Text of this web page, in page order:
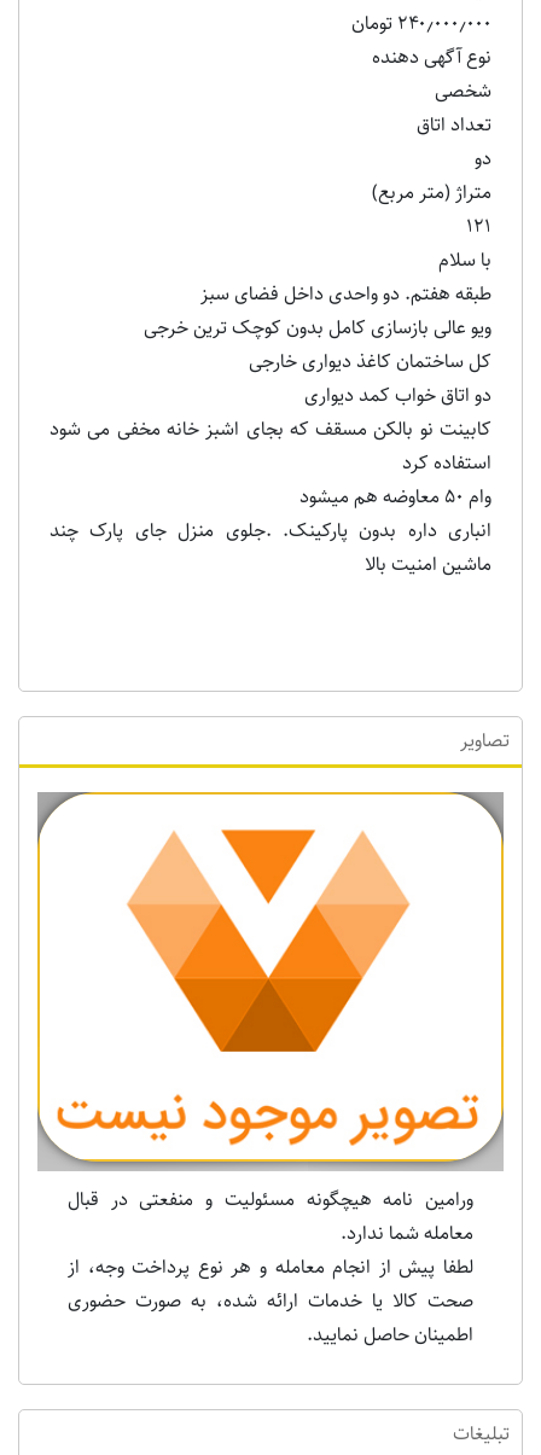
۲۴۰٫۰۰۰٫۰۰۰ تومان
نوع آگهی دهنده
شخصی
تعداد اتاق
دو
متراژ (متر مربع)
۱۲۱
با سلام
طبقه هفتم. دو واحدی داخل فضای سبز
ویو عالی بازسازی کامل بدون کوچک ترین خرجی
کل ساختمان کاغذ دیواری خارجی
دو اتاق خواب کمد دیواری
کابینت نو بالکن مسقف که بجای اشبز خانه مخفی می شود
استفاده کرد
وام 50 معاوضه هم میشود
انباری داره بدون پارکینک. .جلوی منزل جای پارک چند
ماشین امنیت بالا
تصاویر
ورامین نامه هیچگونه مسئولیت و منفعتی در قبال
معامله شما ندارد.
لطفا پیش از انجام معامله و هر نوع پرداخت وجه، از
صحت کالا یا خدمات ارائه شده، به صورت حضوری
اطمینان حاصل نمایید.
تبلیغات